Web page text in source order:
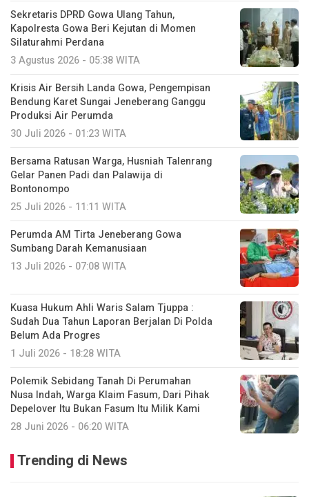
Sekretaris DPRD Gowa Ulang Tahun,
Kapolresta Gowa Beri Kejutan di Momen
Silaturahmi Perdana
3 Agustus 2026 - 05:38 WITA
Krisis Air Bersih Landa Gowa, Pengempisan
Bendung Karet Sungai Jeneberang Ganggu
Produksi Air Perumda
30 Juli 2026 - 01:23 WITA
Bersama Ratusan Warga, Husniah Talenrang
Gelar Panen Padi dan Palawija di
Bontonompo
25 Juli 2026 - 11:11 WITA
Perumda AM Tirta Jeneberang Gowa
Sumbang Darah Kemanusiaan
13 Juli 2026 - 07:08 WITA
Kuasa Hukum Ahli Waris Salam Tjuppa :
Sudah Dua Tahun Laporan Berjalan Di Polda
Belum Ada Progres
1 Juli 2026 - 18:28 WITA
Polemik Sebidang Tanah Di Perumahan
Nusa Indah, Warga Klaim Fasum, Dari Pihak
Depelover Itu Bukan Fasum Itu Milik Kami
28 Juni 2026 - 06:20 WITA
Trending di News